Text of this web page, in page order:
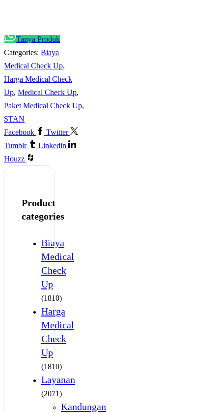
Tanya Produk
Categories: Biaya
Medical Check Up,
Harga Medical Check
Up, Medical Check Up,
Paket Medical Check Up,
STAN
Facebook
Twitter
Tumblr
Linkedin
Houzz
Product
categories
Biaya
Medical
Check
Up
(1810)
Harga
Medical
Check
Up
(1810)
Layanan
(2071)
Kandungan